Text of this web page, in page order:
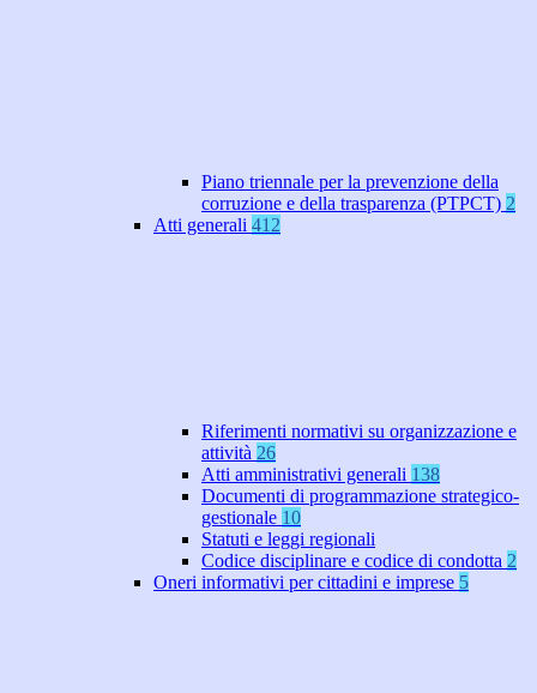
Piano triennale per la prevenzione della
corruzione e della trasparenza (PTPCT) 2
Atti generali 412
Riferimenti normativi su organizzazione e
attività 26
Atti amministrativi generali 138
Documenti di programmazione strategico-
gestionale 10
Statuti e leggi regionali
Codice disciplinare e codice di condotta 2
Oneri informativi per cittadini e imprese 5